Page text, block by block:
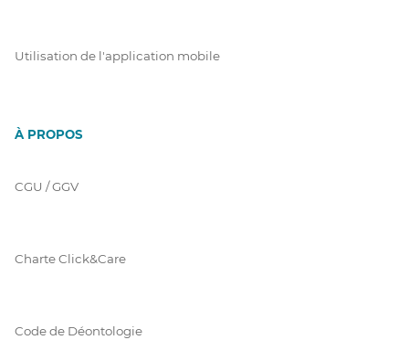
Utilisation de l'application mobile
À PROPOS
CGU / GGV
Charte Click&Care
Code de Déontologie